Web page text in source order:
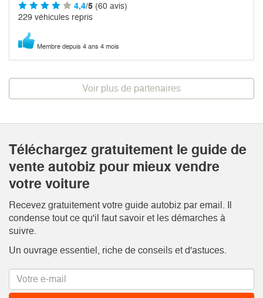
4,4/5 (60 avis)
229 véhicules repris
Membre depuis 4 ans 4 mois
Voir plus de partenaires
Téléchargez gratuitement le guide de
vente autobiz pour mieux vendre
votre voiture
Recevez gratuitement votre guide autobiz par email. Il
condense tout ce qu'il faut savoir et les démarches à
suivre.
Un ouvrage essentiel, riche de conseils et d'astuces.